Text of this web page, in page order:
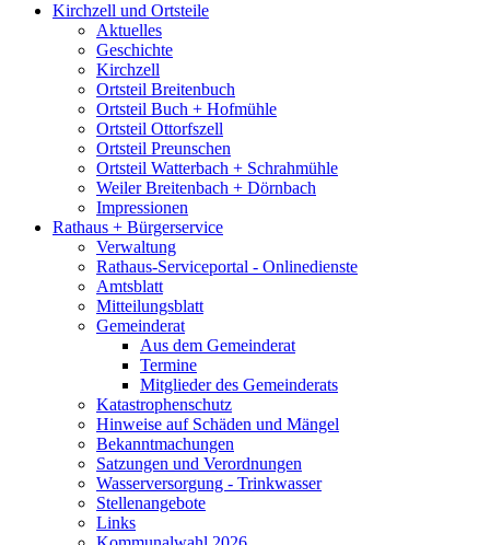
Kirchzell und Ortsteile
Aktuelles
Geschichte
Kirchzell
Ortsteil Breitenbuch
Ortsteil Buch + Hofmühle
Ortsteil Ottorfszell
Ortsteil Preunschen
Ortsteil Watterbach + Schrahmühle
Weiler Breitenbach + Dörnbach
Impressionen
Rathaus + Bürgerservice
Verwaltung
Rathaus-Serviceportal - Onlinedienste
Amtsblatt
Mitteilungsblatt
Gemeinderat
Aus dem Gemeinderat
Termine
Mitglieder des Gemeinderats
Katastrophenschutz
Hinweise auf Schäden und Mängel
Bekanntmachungen
Satzungen und Verordnungen
Wasserversorgung - Trinkwasser
Stellenangebote
Links